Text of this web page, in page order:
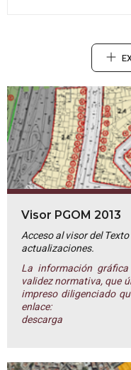
Visor PGOM 2013
Acceso al visor del
actualizaciones.
La información
validez normativa, que
impreso diligenciado
enlace:
descarga